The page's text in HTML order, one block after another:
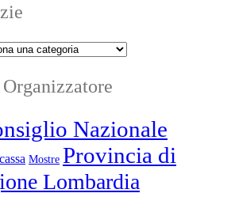
Nazionale
Mostre Provincia di
Lombardia